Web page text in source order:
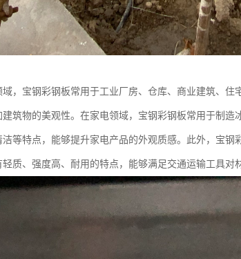
，宝钢彩钢板常用于工业厂房、仓库、商业建筑、住
筑物的美观性。在家电领域，宝钢彩钢板常用于制造
等特点，能够提升家电产品的外观质感。此外，宝钢
质、强度高、耐用的特点，能够满足交通运输工具对